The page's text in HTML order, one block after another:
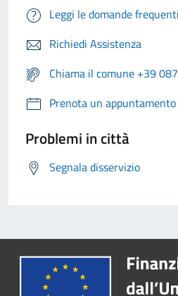
Leggi le domande frequenti
Richiedi Assistenza
Chiama il comune +39
Prenota un appuntamento
Problemi in città
Segnala disservizio